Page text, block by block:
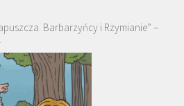
Barbarzyńcy i Rzymianie” –